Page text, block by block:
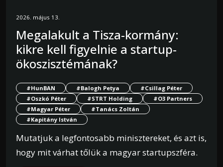
2026. május 13.
Megalakult a Tisza-kormány:
kikre kell figyelnie a startup-
ökoszisztémának?
#HunBAN #Balogh Petya
#Csillag Péter
#Oszkó Péter
#STRT Holding
#O3 Partners
#Magyar Péter
#Tanács Zoltán
#Kapitány István
Mutatjuk a legfontosabb minisztereket, és azt is,
hogy mit várhat tőlük a magyar startupszféra.